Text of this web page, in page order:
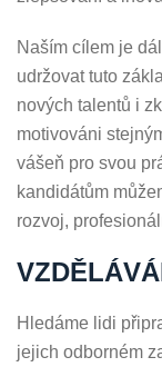
Naším cílem je
udržovat tuto
nových talentů i
motivováni
vášeň pro svou
kandidátům
rozvoj,
Hledáme lidi
jejich odborném